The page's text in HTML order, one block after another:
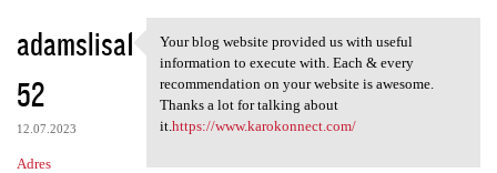
adamslisa1
52
12.07.2023
Adres
Your blog website provided us
Your blog website provided us with useful
information to execute with. Each & every
recommendation on your website is awesome.
Thanks a lot for talking about
it.https://www.karokonnect.com/